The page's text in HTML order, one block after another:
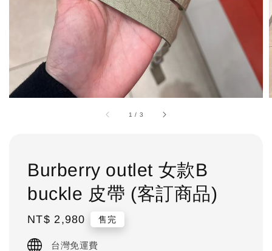
1 / 3
Burberry outlet 女款B
buckle 皮帶 (客訂商品)
Regular
price
NT$ 2,980 售完
台灣免運費